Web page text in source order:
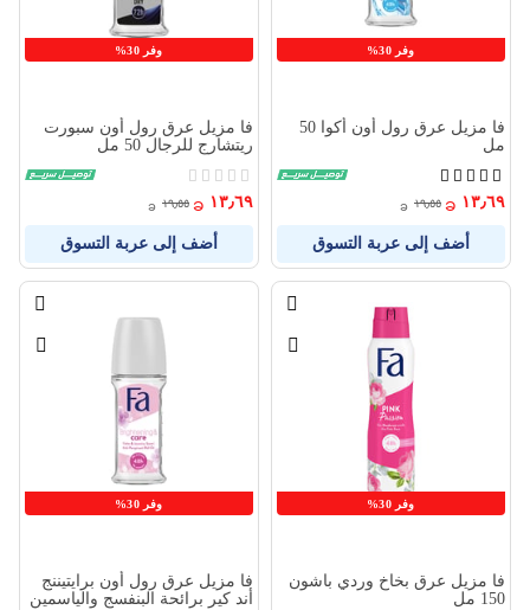
وفر 30%
فا مزيل عرق رول أون أكوا 50
مل
تقييم:
100%
١٣٫٦٩ ١٩٫٥٥
أضف إلى عربة التسوق
وفر 30%
فا مزيل عرق رول أون سبورت
ريتشارج للرجال 50 مل
Rating:
0%
١٣٫٦٩ ١٩٫٥٥
أضف إلى عربة التسوق
وفر 30%
قائمة
الامنيات
قارن
فا مزيل عرق بخاخ وردي باشون
150 مل
وفر 30%
قائمة
قارن
فا مزيل عرق رول أون برايتيننج
أند كير برائحة البنفسج والياسمين